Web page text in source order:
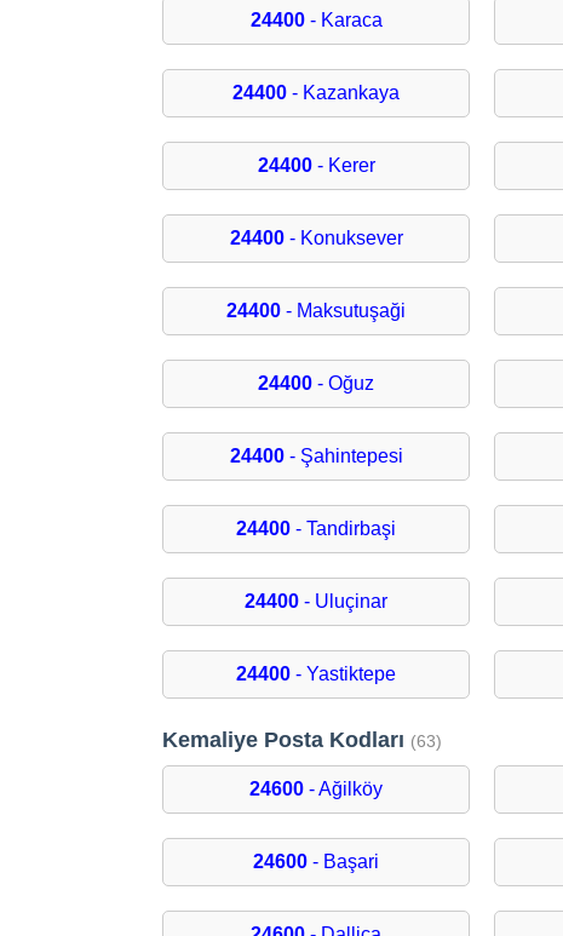
24400- Karaca
24400 - Kazankaya
24400- Kerer
24400- Konuksever
24400 - Maksutuşaği
24400 - Oğuz
24400- Şahintepesi
24400 - Tandirbaşi
24400 - Uluçinar
24400 - Yastiktepe
Kemaliye Posta Kodları (63)
24600 - Ağilköy
24600 - Başari